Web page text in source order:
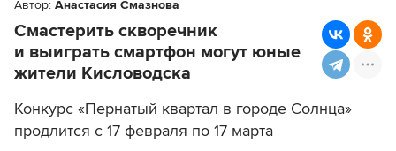
Автор: Анастасия Смазнова
Смастерить скворечник
и выиграть смартфон могут юные
жители Кисловодска
Конкурс «Пернатый квартал в городе Солнца»
продлится с 17 февраля по 17 марта